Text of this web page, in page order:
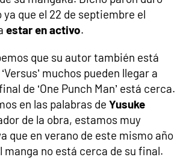
que el 22 de septiembre el
estar en activo.
que su autor también está
muchos pueden llegar a
de ‘One Punch Man’ está cerca.
en las palabras de Yusuke
de la obra, estamos muy
que en verano de este mismo año
manga no está cerca de su final.